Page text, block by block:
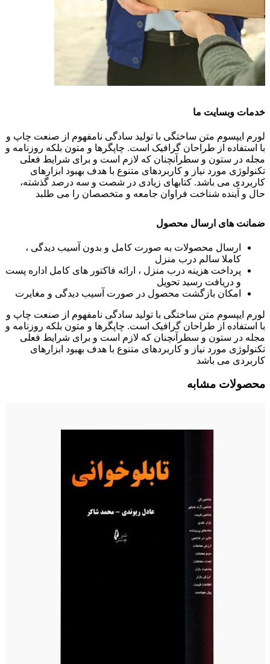
خدمات وبسایت ما
لورم ایپسوم متن ساختگی با تولید سادگی نامفهوم از صنعت چاپ و
با استفاده از طراحان گرافیک است. چاپگرها و متون بلکه روزنامه و
مجله در ستون و سطرآنچنان که لازم است و برای شرایط فعلی
تکنولوژی مورد نیاز و کاربردهای متنوع با هدف بهبود ابزارهای
کاربردی می باشد. کتابهای زیادی در شصت و سه درصد گذشته،
حال و آینده شناخت فراوان جامعه و متخصصان را می طلبد
ضمانت های ارسال محصول
ارسال محصولات به صورت کامل و بدون آسیب دیدگی ،
کاملا سالم درب منزل
پرداخت هزینه درب منزل ، ارائه فاکتور های کامل اداره پست
و دریافت رسید تحویل
امکان بازگشت محصول در صورت آسیب دیدگی و مغایرت
لورم ایپسوم متن ساختگی با تولید سادگی نامفهوم از صنعت چاپ و
با استفاده از طراحان گرافیک است. چاپگرها و متون بلکه روزنامه و
مجله در ستون و سطرآنچنان که لازم است و برای شرایط فعلی
تکنولوژی مورد نیاز و کاربردهای متنوع با هدف بهبود ابزارهای
کاربردی می باشد
محصولات مشابه